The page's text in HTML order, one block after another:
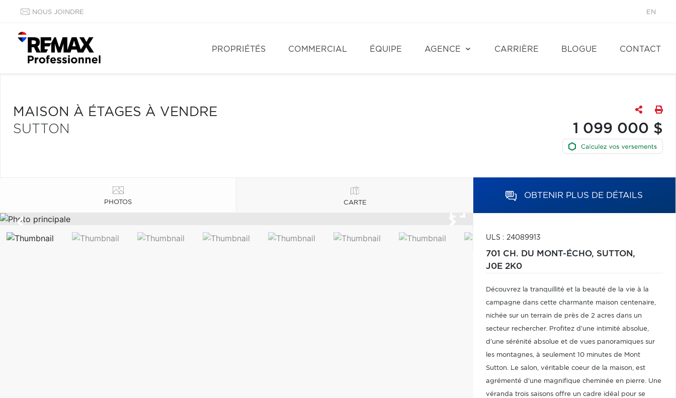
NOUS JOINDRE EN
PROPRIÉTÉS COMMERCIAL ÉQUIPE AGENCE CARRIÈRE BLOGUE CONTACT
MAISON À ÉTAGES À VENDRE
SUTTON
1 099 000 $
PHOTOS CARTE
OBTENIR PLUS DE DÉTAILS
ULS : 24089913
701 CH. DU MONT-ÉCHO, SUTTON,
J0E 2K0
Découvrez la tranquillité et la beauté de la vie à la
campagne dans cette charmante maison centenaire,
nichée sur un terrain de près de 2 acres dans un
secteur rechercher. Profitez d'une intimité absolue,
d'une sérénité absolue et de vues panoramiques sur
les montagnes, à seulement 10 minutes de Mont
Sutton. Le salon, véritable coeur de la maison, est
agrémenté d'une magnifique cheminée en pierre. Une
véranda trois saisons offre un cadre idéal pour se